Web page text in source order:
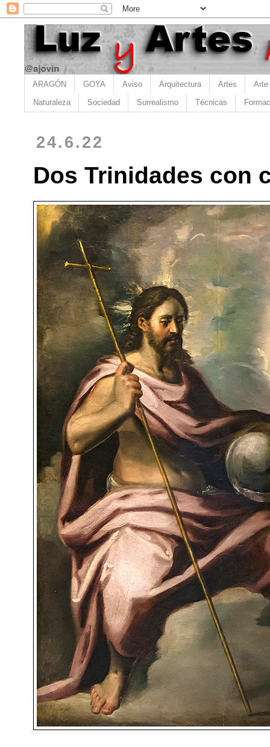
ARAGÓN GOYA Aviso Arquitectura Artes Arte
Naturaleza Sociedad Surrealismo Técnicas
24.6.22
Dos Trinidades con